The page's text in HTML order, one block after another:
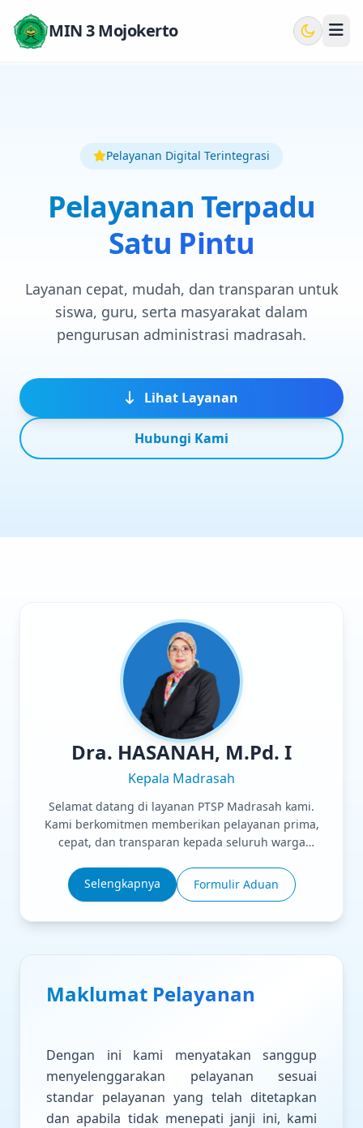
MIN 3 Mojokerto
Pelayanan Digital Terintegrasi
Pelayanan Terpadu
Satu Pintu
Layanan cepat, mudah, dan transparan untuk
siswa, guru, serta masyarakat dalam
pengurusan administrasi madrasah.
Lihat Layanan
Hubungi Kami
Dra. HASANAH, M.Pd. I
Kepala Madrasah
Selamat datang di layanan PTSP Madrasah kami.
Kami berkomitmen memberikan pelayanan prima,
cepat, dan transparan kepada seluruh warga
Selengkapnya
Formulir Aduan
Maklumat Pelayanan
Dengan ini kami menyatakan sanggup
menyelenggarakan pelayanan sesuai
standar pelayanan yang telah ditetapkan
dan apabila tidak menepati janji ini, kami